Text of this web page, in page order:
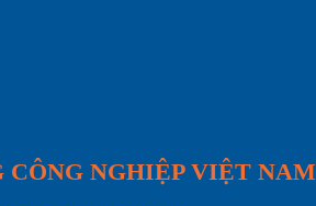
NGHIỆP VIỆT NAM